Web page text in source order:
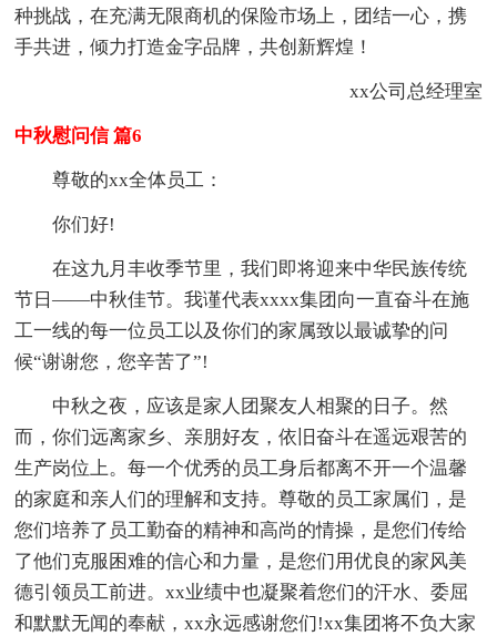
种挑战，在充满无限商机的保险市场上，团结一心，携
手共进，倾力打造金字品牌，共创新辉煌！
xx公司总经理室
中秋慰问信 篇6
尊敬的xx全体员工：
你们好!
在这九月丰收季节里，我们即将迎来中华民族传统
节日——中秋佳节。我谨代表xxxx集团向一直奋斗在施
工一线的每一位员工以及你们的家属致以最诚挚的问
候“谢谢您，您辛苦了”!
中秋之夜，应该是家人团聚友人相聚的日子。然
而，你们远离家乡、亲朋好友，依旧奋斗在遥远艰苦的
生产岗位上。每一个优秀的员工身后都离不开一个温馨
的家庭和亲人们的理解和支持。尊敬的员工家属们，是
您们培养了员工勤奋的精神和高尚的情操，是您们传给
了他们克服困难的信心和力量，是您们用优良的家风美
德引领员工前进。xx业绩中也凝聚着您们的汗水、委屈
和默默无闻的奉献，xx永远感谢您们!xx集团将不负大家